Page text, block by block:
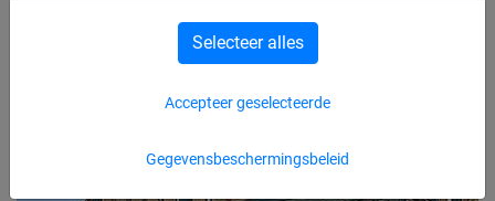
Gegevensbeschermingsbeleid
Accepteer geselecteerde
Selecteer alles